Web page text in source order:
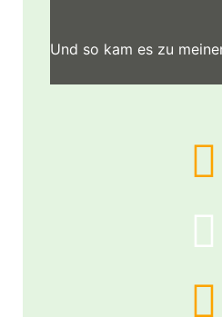
Und so kam es zu